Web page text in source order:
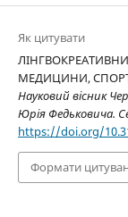
Як цитувати
МЕДИЦИНИ,
Науковий вісник
Юрія Федьковича.
https://doi.org/
Формати